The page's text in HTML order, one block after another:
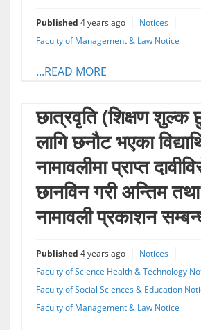
Published 4 years ago
Notices
Faculty of Management & Law Notice
...READ MORE
छात्रवृति (शिक्षण शुल्क
लागि छनौट भएका
नामावलीमा प्राप्त
छानविन गरी अन्तिम
नामावली प्रकाशन
Published 4 years ago
Notices
Faculty of Science Health & Technology
Faculty of Social Sciences & Education
Faculty of Management & Law Notice